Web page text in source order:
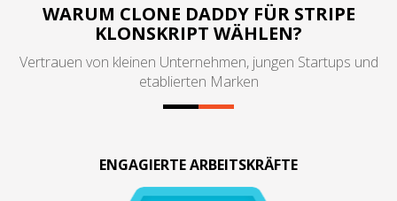
WARUM CLONE DADDY FÜR STRIPE
KLONSKRIPT WÄHLEN?
Vertrauen von kleinen Unternehmen, jungen Startups und
etablierten Marken
ENGAGIERTE ARBEITSKRÄFTE